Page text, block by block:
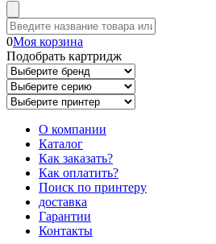
0Моя корзина
Подобрать картридж
О компании
Каталог
Как заказать?
Как оплатить?
Поиск по принтеру
доставка
Гарантии
Контакты